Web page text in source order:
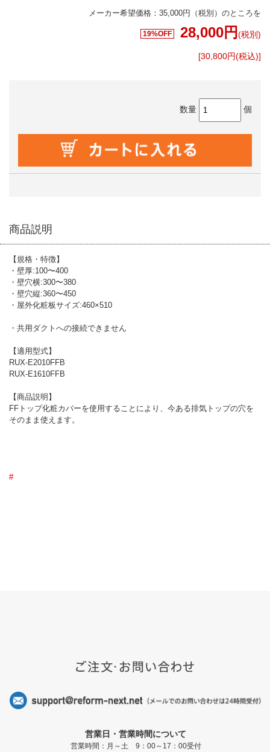
メーカー希望価格：35,000円（税別）のところを
19%OFF 28,000円 (税別)
[30,800円(税込)]
数量 個
商品説明
【規格・特徴】
・壁厚:100〜400
・壁穴横:300〜380
・壁穴縦:360〜450
・屋外化粧板サイズ:460×510
・共用ダクトへの接続できません
【適用型式】
RUX-E2010FFB
RUX-E1610FFB
【商品説明】
FFトップ化粧カバーを使用することにより、今ある排気トップの穴を
そのまま使えます。
#
営業日・営業時間について
営業時間：月～土 9：00～17：00受付